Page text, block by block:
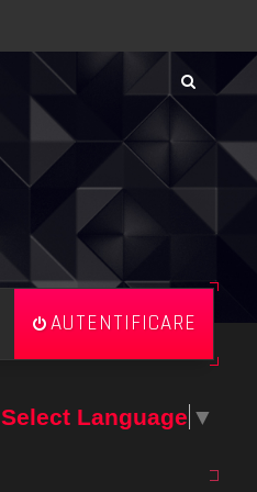
AUTENTIFICARE
Select Language ▼